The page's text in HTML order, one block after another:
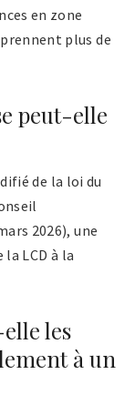
en zone
plus de
peut-elle
de la loi du
2026), une
LCD à la
les
à un